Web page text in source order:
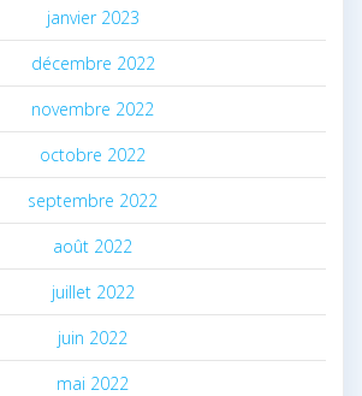
janvier 2023
décembre 2022
novembre 2022
octobre 2022
septembre 2022
août 2022
juillet 2022
juin 2022
mai 2022